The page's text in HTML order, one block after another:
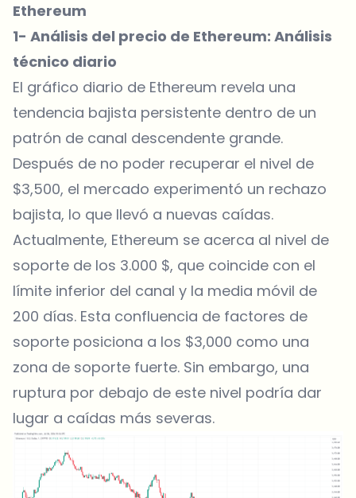
Ethereum
1- Análisis del precio de Ethereum: Análisis
técnico diario
El gráfico diario de Ethereum revela una
tendencia bajista persistente dentro de un
patrón de canal descendente grande.
Después de no poder recuperar el nivel de
$3,500, el mercado experimentó un rechazo
bajista, lo que llevó a nuevas caídas.
Actualmente, Ethereum se acerca al nivel de
soporte de los 3.000 $, que coincide con el
límite inferior del canal y la media móvil de
200 días. Esta confluencia de factores de
soporte posiciona a los $3,000 como una
zona de soporte fuerte. Sin embargo, una
ruptura por debajo de este nivel podría dar
lugar a caídas más severas.